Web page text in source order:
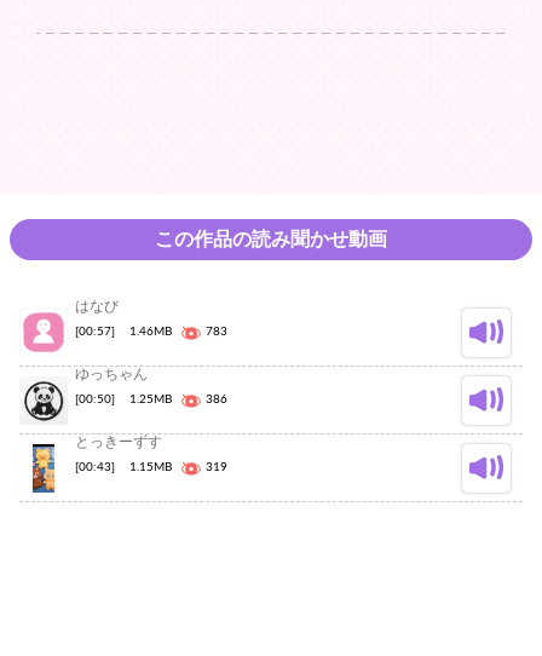
この作品の読み聞かせ動画
はなび
[00:57] 1.46MB 783
ゆっちゃん
[00:50] 1.25MB 386
とっきーずす
[00:43] 1.15MB 319